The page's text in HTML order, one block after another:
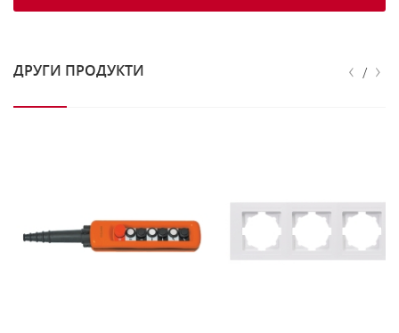
ДРУГИ ПРОДУКТИ ‹ / ›